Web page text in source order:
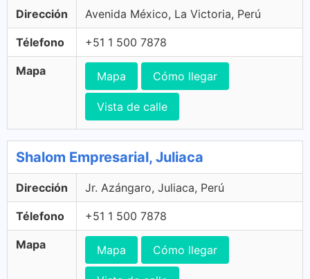
Dirección Avenida México, La Victoria, Perú
Télefono +51 1 500 7878
Mapa Mapa Cómo llegar
Vista de calle
Shalom Empresarial, Juliaca
Dirección Jr. Azángaro, Juliaca, Perú
Télefono +51 1 500 7878
Mapa Mapa Cómo llegar